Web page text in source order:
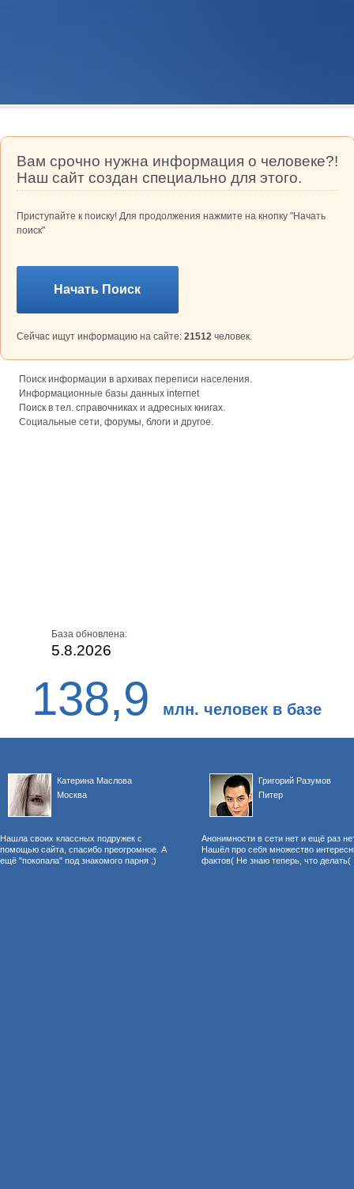
Вам срочно нужна информация о человеке?!
Наш сайт создан специально для этого.
Приступайте к поиску! Для продолжения нажмите на кнопку "Начать
поиск"
Начать Поиск
Сейчас ищут информацию на сайте: 21512 человек.
Поиск информации в архивах переписи населения.
Информационные базы данных internet
Поиск в тел. справочниках и адресных книгах.
Социальные сети, форумы, блоги и другое.
База обновлена:
5.8.2026
138,9 млн. человек в базе
Катерина Маслова
Москва
Нашла своих классных подружек с
помощью сайта, спасибо преогромное. А
ещё "покопала" под знакомого парня ;)
Григорий Разумов
Питер
Анонимности в сети нет и ещё раз
Нашёл про себя множество
фактов( Не знаю теперь, что делать(